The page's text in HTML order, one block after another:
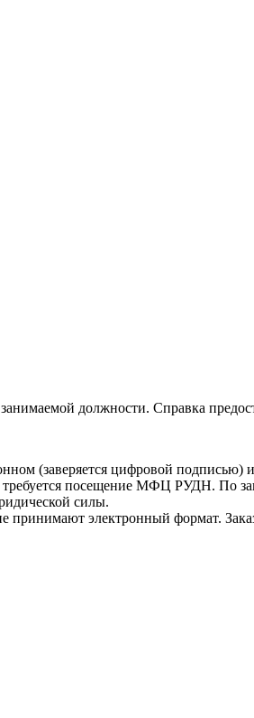
должности. Справка
(заверяется цифровой
посещение МФЦ РУДН. По
силы.
принимают электронный формат.